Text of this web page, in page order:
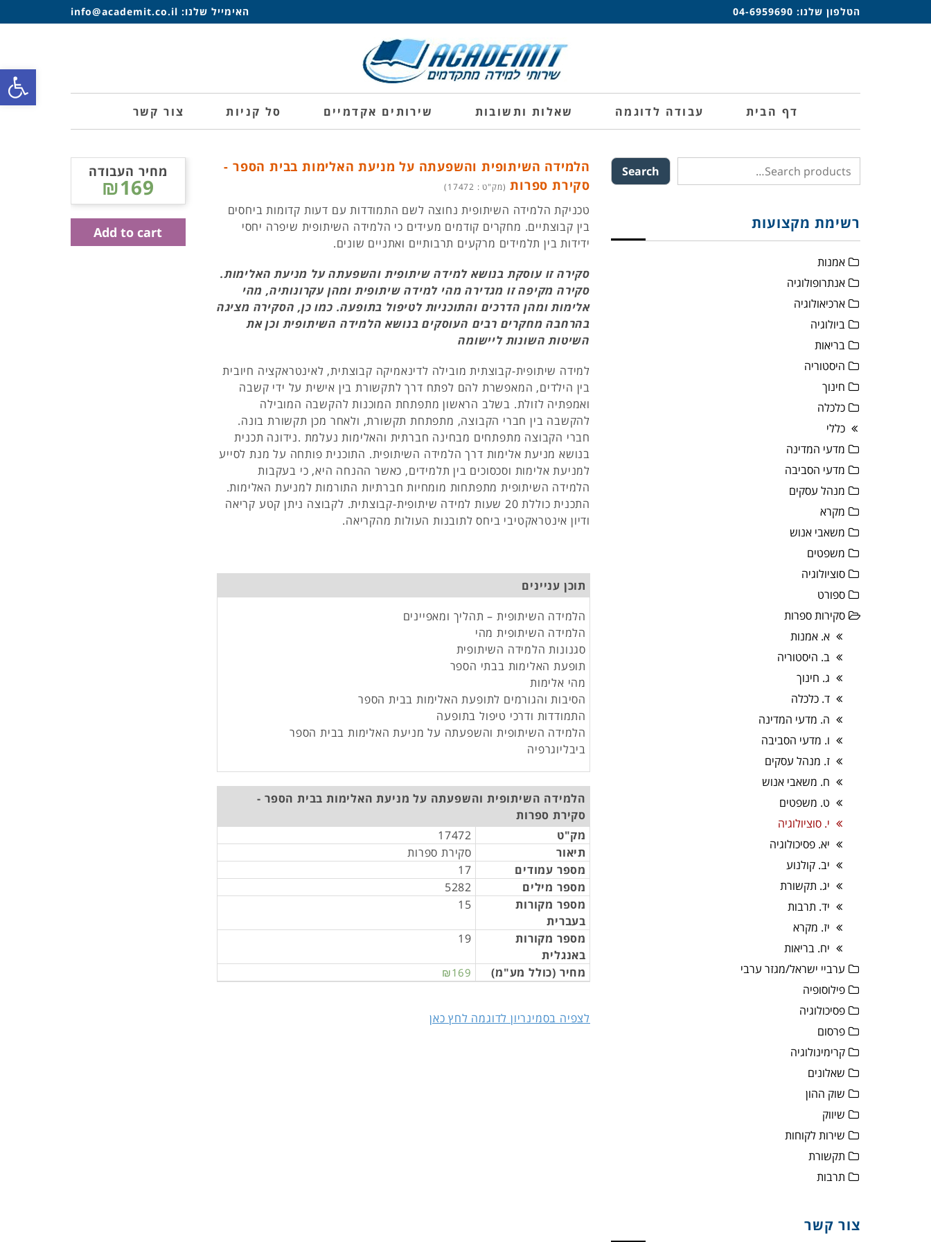
הטלפון שלנו: 04-6959690 האימייל שלנו: info@academit.co.il
דף הבית עבודה לדוגמה שאלות ותשובות שירותים אקדמיים סל קניות צור קשר
הלמידה השיתופית והשפעתה על מניעת האלימות בבית הספר -
סקירת ספרות (מק"ט : 17472)
טכניקת הלמידה השיתופית נחוצה לשם התמודדות עם דעות קדומות ביחסים
בין קבוצתיים. מחקרים קודמים מעידים כי הלמידה השיתופית שיפרה יחסי
ידידות בין תלמידים מרקעים תרבותיים ואתניים שונים.
סקירה זו עוסקת בנושא למידה שיתופית והשפעתה על מניעת האלימות.
סקירה מקיפה זו מגדירה מהי למידה שיתופית ומהן עקרונותיה, מהי
אלימות ומהן הדרכים והתוכניות לטיפול בתופעה. כמו כן, הסקירה מציגה
בהרחבה מחקרים רבים העוסקים בנושא הלמידה השיתופית וכן את
השיטות השונות ליישומה
למידה שיתופית-קבוצתית מובילה לדינאמיקה קבוצתית, לאינטראקציה חיובית
בין הילדים, המאפשרת להם לפתח דרך לתקשורת בין אישית על ידי קשבה
ואמפתיה לזולת. בשלב הראשון מתפתחת המוכנות להקשבה המובילה
להקשבה בין חברי הקבוצה, מתפתחת תקשורת, ולאחר מכן תקשורת בונה.
חברי הקבוצה מתפתחים מבחינה חברתית והאלימות נעלמת .נידונה תכנית
בנושא מניעת אלימות דרך הלמידה השיתופית. התוכנית פותחה על מנת לסייע
למניעת אלימות וסכסוכים בין תלמידים, כאשר ההנחה היא, כי בעקבות
הלמידה השיתופית מתפתחות מומחיות חברתיות התורמות למניעת האלימות.
התכנית כוללת 20 שעות למידה שיתופית-קבוצתית. לקבוצה ניתן קטע קריאה
ודיון אינטראקטיבי ביחס לתובנות העולות מהקריאה.
תוכן עניינים
הלמידה השיתופית – תהליך ומאפיינים
הלמידה השיתופית מהי
סגנונות הלמידה השיתופית
תופעת האלימות בבתי הספר
מהי אלימות
הסיבות והגורמים לתופעת האלימות בבית הספר
התמודדות ודרכי טיפול בתופעה
הלמידה השיתופית והשפעתה על מניעת האלימות בבית הספר
ביבליוגרפיה
הלמידה השיתופית והשפעתה על מניעת האלימות בבית הספר -
סקירת ספרות
מק"ט
17472
תיאור
סקירת ספרות
מספר עמודים
17
מספר מילים
5282
מספר מקורות
בעברית
15
מספר מקורות
באנגלית
19
מחיר (כולל מע"מ) ₪169
לצפיה בסמינריון לדוגמה לחץ כאן
מחיר העבודה
₪169
Add to cart
Search
רשימת מקצועות
אמנות
אנתרופולוגיה
ארכיאולוגיה
ביולוגיה
בריאות
היסטוריה
חינוך
כלכלה
כללי
מדעי המדינה
מדעי הסביבה
מנהל עסקים
מקרא
משאבי אנוש
משפטים
סוציולוגיה
ספורט
סקירות ספרות
א. אמנות
ב. היסטוריה
ג. חינוך
ד. כלכלה
ה. מדעי המדינה
ו. מדעי הסביבה
ז. מנהל עסקים
ח. משאבי אנוש
ט. משפטים
י. סוציולוגיה
יא. פסיכולוגיה
יב. קולנוע
יג. תקשורת
יד. תרבות
יז. מקרא
יח. בריאות
ערביי ישראל/מגזר ערבי
פילוסופיה
פסיכולוגיה
פרסום
קרימינולוגיה
שאלונים
שוק ההון
שיווק
שירות לקוחות
תקשורת
תרבות
צור קשר
פתח